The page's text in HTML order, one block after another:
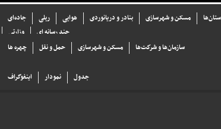
جاده‌ای ریلی هوایی بنادر و دریانوردی مسکن و شهرسازی
وزارتی
چند رسانه ای
چهره ها حمل و نقل مسکن و شهرسازی سازما‌ن‌ها و شركت‌ها
اینفوگراف نمودار جدول